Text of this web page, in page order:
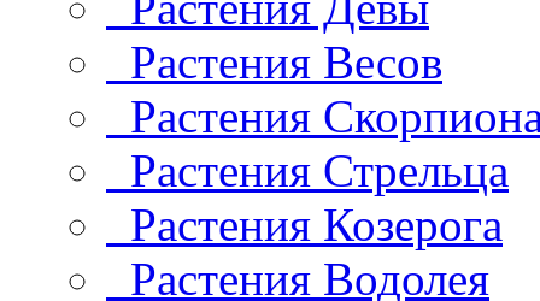
Растения Весов
Растения
Растения Стрельца
Растения Козерога
Растения Водолея